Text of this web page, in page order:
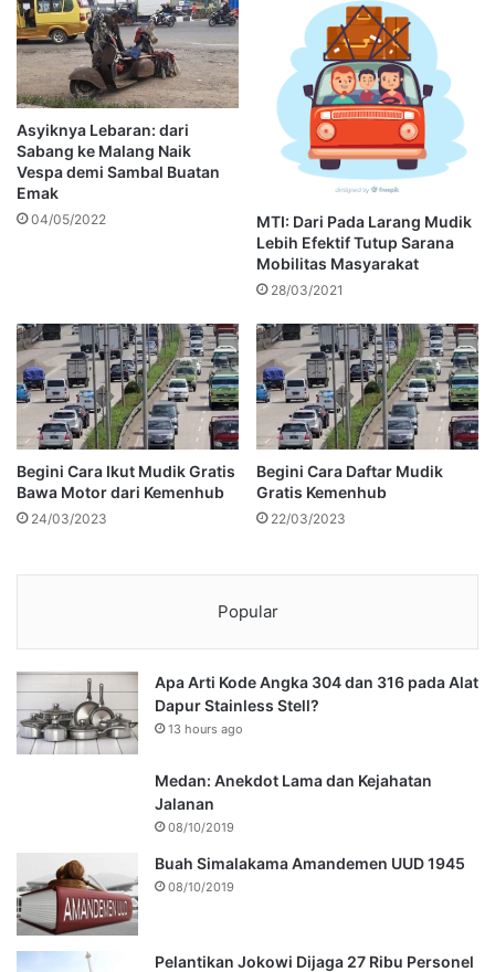
Asyiknya Lebaran: dari
Sabang ke Malang Naik
Vespa demi Sambal Buatan
Emak
04/05/2022
MTI: Dari Pada Larang Mudik
Lebih Efektif Tutup Sarana
Mobilitas Masyarakat
28/03/2021
Begini Cara Ikut Mudik Gratis
Bawa Motor dari Kemenhub
24/03/2023
Begini Cara Daftar Mudik
Gratis Kemenhub
22/03/2023
Popular
Apa Arti Kode Angka 304 dan 316 pada Alat
Dapur Stainless Stell?
13 hours ago
Medan: Anekdot Lama dan Kejahatan
Jalanan
08/10/2019
Buah Simalakama Amandemen UUD 1945
08/10/2019
Pelantikan Jokowi Dijaga 27 Ribu Personel